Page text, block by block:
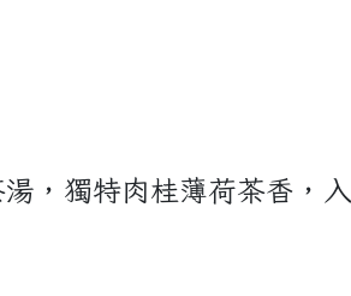
，獨特肉桂薄荷茶香，